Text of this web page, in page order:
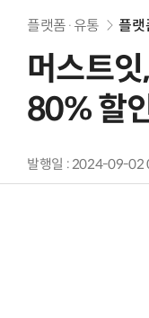
플랫폼·유통 플랫
머스트
80% 할
발행일 : 2024-09-02